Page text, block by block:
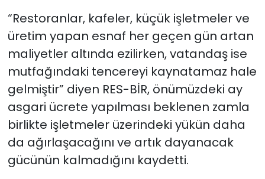
“Restoranlar, kafeler, küçük işletmeler ve
üretim yapan esnaf her geçen gün artan
maliyetler altında ezilirken, vatandaş ise
mutfağındaki tencereyi kaynatamaz hale
gelmiştir” diyen RES-BİR, önümüzdeki ay
asgari ücrete yapılması beklenen zamla
birlikte işletmeler üzerindeki yükün daha
da ağırlaşacağını ve artık dayanacak
gücünün kalmadığını kaydetti.